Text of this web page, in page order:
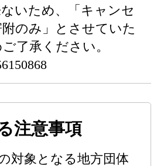
いため、「キャンセ
のみ」とさせていた
了承ください。
注意事項
対象となる地方団体